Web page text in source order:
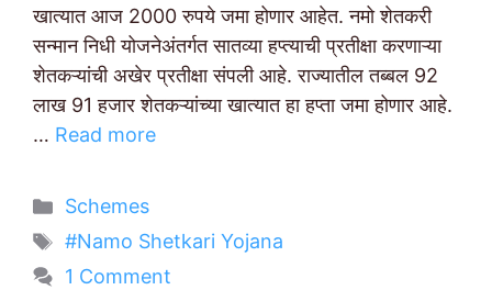
खात्यात आज 2000 रुपये जमा होणार आहेत. नमो शेतकरी
सन्मान निधी योजनेअंतर्गत सातव्या हप्त्याची प्रतीक्षा करणाऱ्या
शेतकऱ्यांची अखेर प्रतीक्षा संपली आहे. राज्यातील तब्बल 92
लाख 91 हजार शेतकऱ्यांच्या खात्यात हा हप्ता जमा होणार आहे.
… Read more
Categories
Schemes
Tags
#Namo Shetkari Yojana
1 Comment